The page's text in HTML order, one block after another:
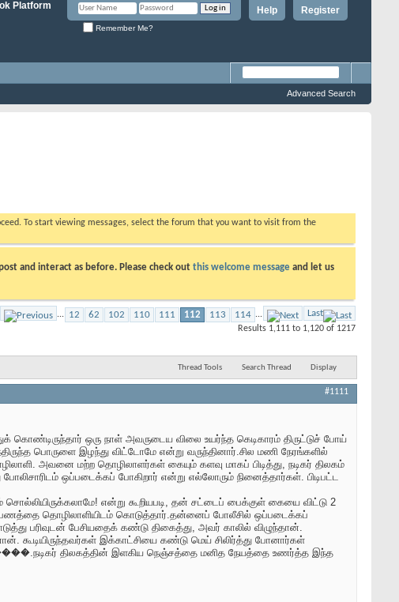
Register
Help
Remember Me?
Advanced Search
To start viewing messages, select the forum that you want to visit from the
and interact as before. Please check out this welcome message and let us
... 12 62 102 110 111 112 113 114 ... Last
Results 1,111 to 1,120 of 1217
Thread Tools Search Thread Display
#1111
கொண்டிருந்தார்​ ஒரு நாள் அவருடைய விலை உயர்ந்த கெடிகாரம் திருட்டுச் போய்
பொருளை இழந்து விட்டோமே என்று வருந்தினார்.சில மணி நேரங்களில்
அவனை மற்ற தொழிலாளர்கள் கையும் களவு மாகப் பிடித்து, நடிகர் திலகம்
ஒப்படைக்கப் போகிறார் என்று எல்லோரும் நினைத்தார்கள். பிடிபட்ட
என்று கூறியபடி, தன் சட்டைப் பைக்குள் கையை விட்டு 2
பணத்தை தொழிலாளியிடம் கொடுத்தார்.தன்னைப் போலீசில் ஒப்படைக்கப்
பரிவுடன் பேசியதைக் கண்டு திகைத்து, அவர் காலில் விழுந்தான்.
கூடியிருந்தவர்கள் இக்காட்சியை கண்டு மெய் சிலிர்த்து போனார்கள்
திலகத்தின் இளகிய நெஞ்சத்தை மனித நேயத்தை உணர்த்த இந்த